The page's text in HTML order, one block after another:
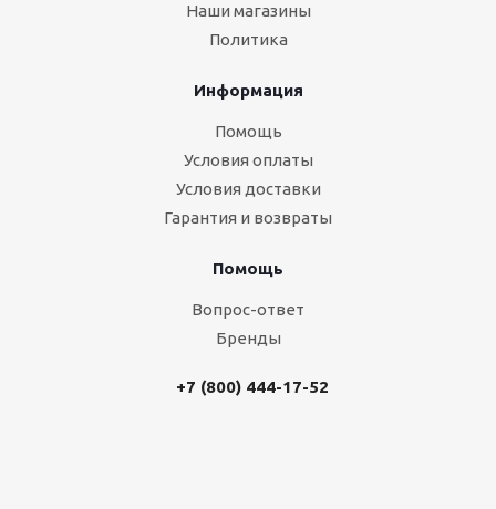
Наши магазины
Политика
Информация
Помощь
Условия оплаты
Условия доставки
Гарантия и возвраты
Помощь
Вопрос-ответ
Бренды
+7 (800) 444-17-52